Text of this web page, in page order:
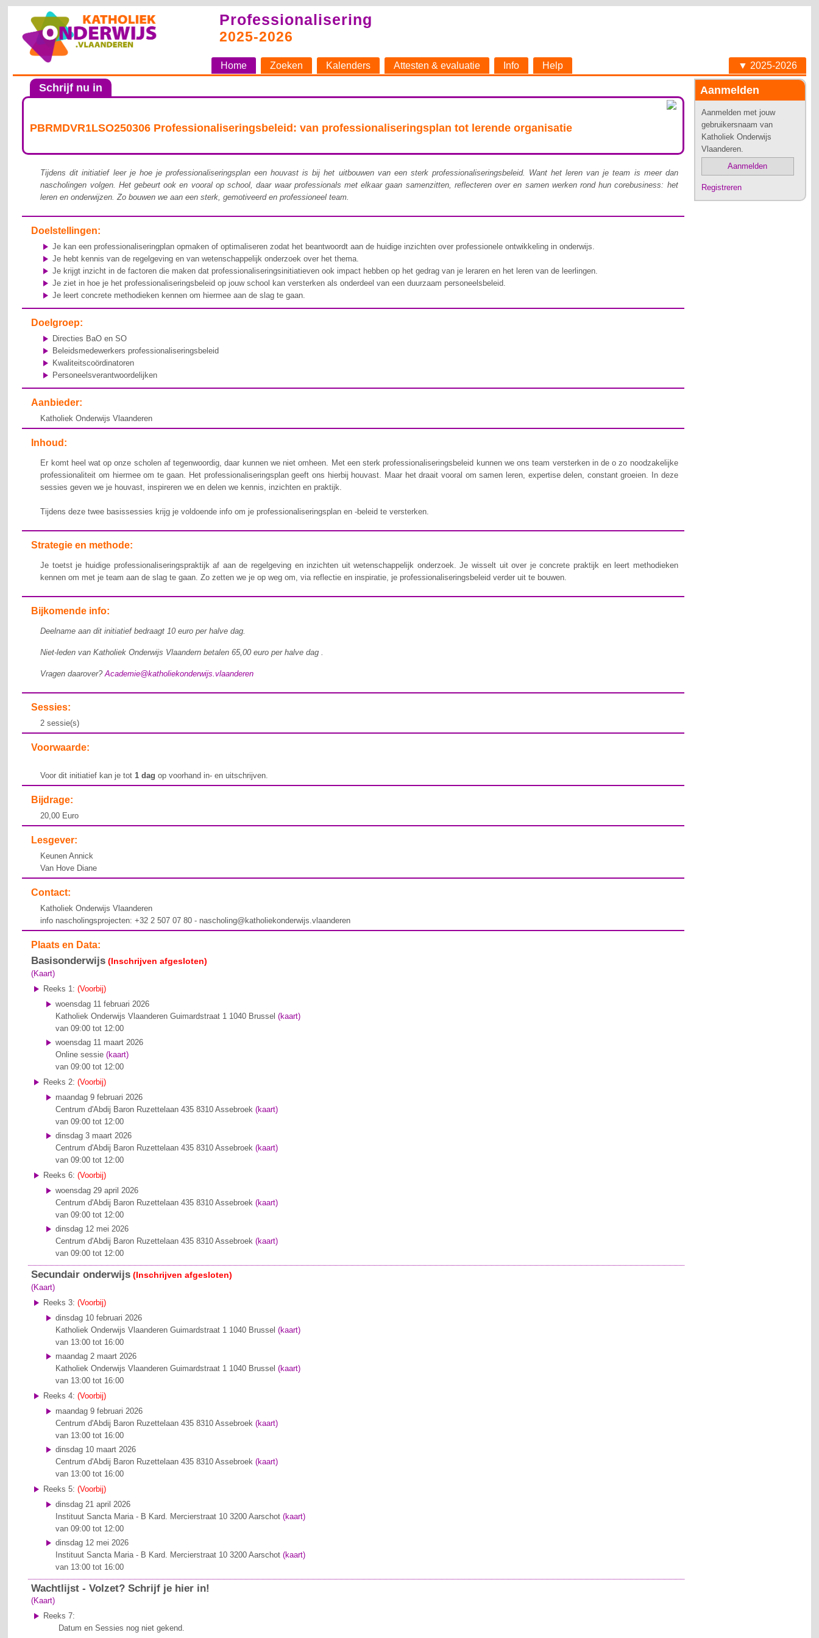
Professionalisering
2025-2026
Home Zoeken Kalenders Attesten & evaluatie Info Help ▼ 2025-2026
Aanmelden
Aanmelden met jouw
gebruikersnaam van
Katholiek Onderwijs
Vlaanderen.
Aanmelden
Registreren
Schrijf nu in
PBRMDVR1LSO250306 Professionaliseringsbeleid: van professionaliseringsplan tot lerende organisatie
Tijdens dit initiatief leer je hoe je professionaliseringsplan een houvast is bij het uitbouwen van een sterk professionaliseringsbeleid. Want het leren van je team is meer dan
nascholingen volgen. Het gebeurt ook en vooral op school, daar waar professionals met elkaar gaan samenzitten, reflecteren over en samen werken rond hun corebusiness: het
leren en onderwijzen. Zo bouwen we aan een sterk, gemotiveerd en professioneel team.
Doelstellingen:
Je kan een professionaliseringplan opmaken of optimaliseren zodat het beantwoordt aan de huidige inzichten over professionele ontwikkeling in onderwijs.
Je hebt kennis van de regelgeving en van wetenschappelijk onderzoek over het thema.
Je krijgt inzicht in de factoren die maken dat professionaliseringsinitiatieven ook impact hebben op het gedrag van je leraren en het leren van de leerlingen.
Je ziet in hoe je het professionaliseringsbeleid op jouw school kan versterken als onderdeel van een duurzaam personeelsbeleid.
Je leert concrete methodieken kennen om hiermee aan de slag te gaan.
Doelgroep:
Directies BaO en SO
Beleidsmedewerkers professionaliseringsbeleid
Kwaliteitscoördinatoren
Personeelsverantwoordelijken
Aanbieder:
Katholiek Onderwijs Vlaanderen
Inhoud:
Er komt heel wat op onze scholen af tegenwoordig, daar kunnen we niet omheen. Met een sterk professionaliseringsbeleid kunnen we ons team versterken in de o zo noodzakelijke
professionaliteit om hiermee om te gaan. Het professionaliseringsplan geeft ons hierbij houvast. Maar het draait vooral om samen leren, expertise delen, constant groeien. In deze
sessies geven we je houvast, inspireren we en delen we kennis, inzichten en praktijk.
Tijdens deze twee basissessies krijg je voldoende info om je professionaliseringsplan en -beleid te versterken.
Strategie en methode:
Je toetst je huidige professionaliseringspraktijk af aan de regelgeving en inzichten uit wetenschappelijk onderzoek. Je wisselt uit over je concrete praktijk en leert methodieken
kennen om met je team aan de slag te gaan. Zo zetten we je op weg om, via reflectie en inspiratie, je professionaliseringsbeleid verder uit te bouwen.
Bijkomende info:
Deelname aan dit initiatief bedraagt 10 euro per halve dag.
Niet-leden van Katholiek Onderwijs Vlaandernbetalen 65,00 euro per halve dag.
Vragen daarover?Academie@katholiekonderwijs.vlaanderen
Sessies:
2 sessie(s)
Voorwaarde:
Voor dit initiatief kan je tot1 dag op voorhand in- en uitschrijven.
Bijdrage:
20,00 Euro
Lesgever:
Keunen Annick
Van Hove Diane
Contact:
Katholiek Onderwijs Vlaanderen
info nascholingsprojecten: +32 2 507 07 80 - nascholing@katholiekonderwijs.vlaanderen
Plaats en Data:
Basisonderwijs (Inschrijven afgesloten)
(Kaart)
Reeks 1:(Voorbij)
woensdag 11 februari 2026
Katholiek Onderwijs Vlaanderen Guimardstraat 1 1040 Brussel (kaart)
van 09:00 tot 12:00
woensdag 11 maart 2026
Online sessie (kaart)
van 09:00 tot 12:00
Reeks 2:(Voorbij)
maandag 9 februari 2026
Centrum d'Abdij Baron Ruzettelaan 435 8310 Assebroek (kaart)
van 09:00 tot 12:00
dinsdag 3 maart 2026
Centrum d'Abdij Baron Ruzettelaan 435 8310 Assebroek (kaart)
van 09:00 tot 12:00
Reeks 6:(Voorbij)
woensdag 29 april 2026
Centrum d'Abdij Baron Ruzettelaan 435 8310 Assebroek (kaart)
van 09:00 tot 12:00
dinsdag 12 mei 2026
Centrum d'Abdij Baron Ruzettelaan 435 8310 Assebroek (kaart)
van 09:00 tot 12:00
Secundair onderwijs (Inschrijven afgesloten)
(Kaart)
Reeks 3:(Voorbij)
dinsdag 10 februari 2026
Katholiek Onderwijs Vlaanderen Guimardstraat 1 1040 Brussel (kaart)
van 13:00 tot 16:00
maandag 2 maart 2026
Katholiek Onderwijs Vlaanderen Guimardstraat 1 1040 Brussel (kaart)
van 13:00 tot 16:00
Reeks 4:(Voorbij)
maandag 9 februari 2026
Centrum d'Abdij Baron Ruzettelaan 435 8310 Assebroek (kaart)
van 13:00 tot 16:00
dinsdag 10 maart 2026
Centrum d'Abdij Baron Ruzettelaan 435 8310 Assebroek (kaart)
van 13:00 tot 16:00
Reeks 5:(Voorbij)
dinsdag 21 april 2026
Instituut Sancta Maria - B Kard. Mercierstraat 10 3200 Aarschot (kaart)
van 09:00 tot 12:00
dinsdag 12 mei 2026
Instituut Sancta Maria - B Kard. Mercierstraat 10 3200 Aarschot (kaart)
van 13:00 tot 16:00
Wachtlijst - Volzet? Schrijf je hier in!
(Kaart)
Reeks 7:
Datum en Sessies nog niet gekend.